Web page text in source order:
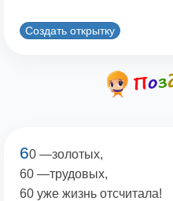
Создать открытку
60 —золотых,
60 —трудовых,
60 уже жизнь отсчитала!